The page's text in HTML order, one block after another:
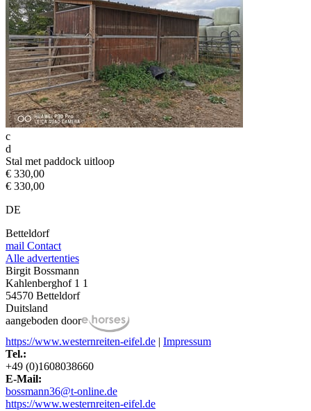
c
d
Stal met paddock uitloop
€ 330,00
€ 330,00
DE
Betteldorf
mail Contact
Alle advertenties
Birgit Bossmann
Kahlenberghof 1 1
54570 Betteldorf
Duitsland
aangeboden door
https://www.westernreiten-eifel.de | Impressum
Tel.:
+49 (0)1608038660
E-Mail:
bossmann36@t-online.de
https://www.westernreiten-eifel.de